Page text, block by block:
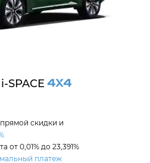
i‑SPACE
, прямой скидки и
от 0,01% до 23,391%
платеж